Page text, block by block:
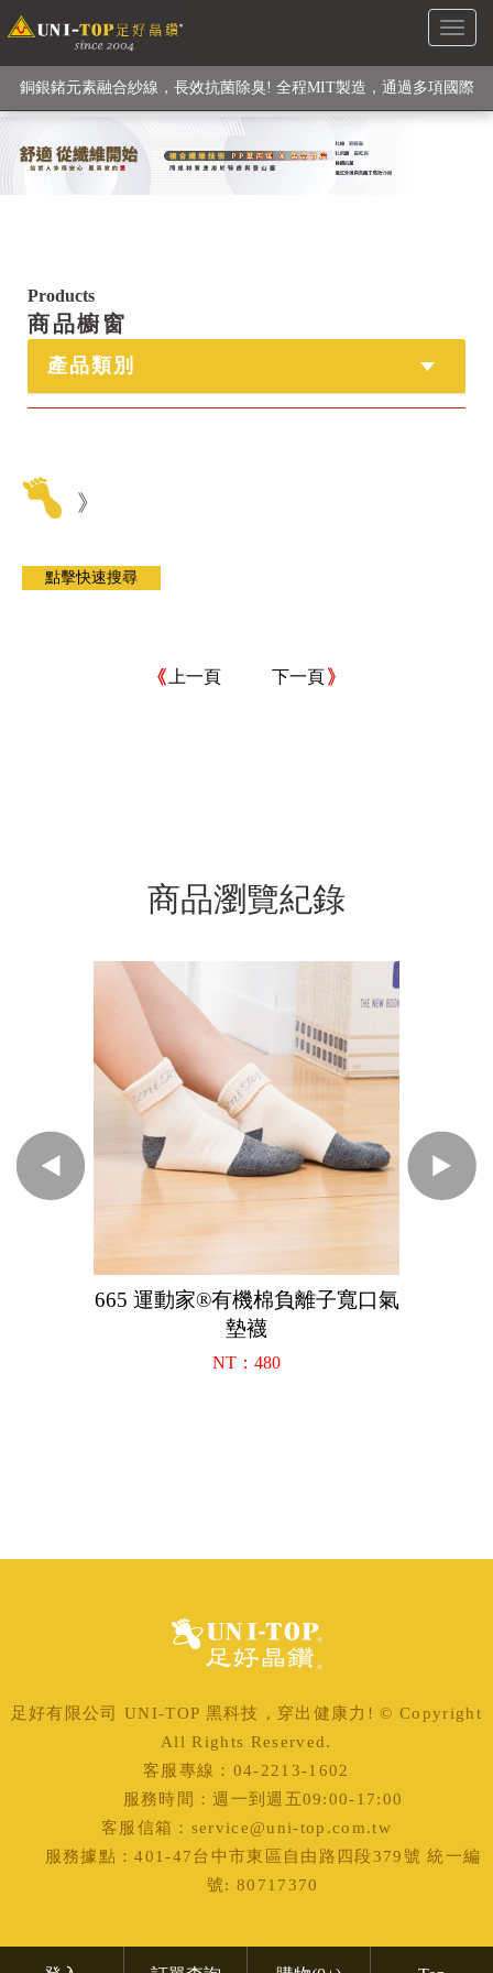
Toggle
級高性能纖維素材), 機能貼身衣物No. 1
銅銀鍺元素融合紗線，長效抗菌除臭! 全程MIT製造，通過多項國際
檢驗
【快來點我】H型銅銀纖維長效PP能量護膝! 支撐. 包覆感. 超透氣.
Products
商品櫥窗
產品類別
》
上一頁 下一頁
商品瀏覽紀錄
665 運動家®有機棉負離子寬口氣
墊襪
NT：480
足好有限公司 UNI-TOP 黑科技，穿出健康力! © Copyright
All Rights Reserved.
客服專線：04-2213-1602
服務時間：週一到週五09:00-17:00
客服信箱：service@uni-top.com.tw
服務據點：401-47台中市東區自由路四段379號 統一編
號: 80717370